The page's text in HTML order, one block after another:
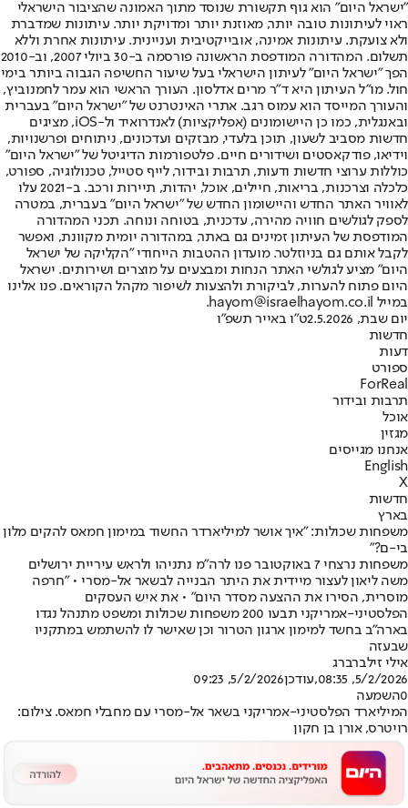
"ישראל היום" הוא גוף תקשורת שנוסד מתוך האמונה שהציבור הישראלי
ראוי לעיתונות טובה יותר, מאוזנת יותר ומדויקת יותר. עיתונות שמדברת
ולא צועקת. עיתונות אמינה, אובייקטיבית ועניינית. עיתונות אחרת וללא
תשלום. המהדורה המודפסת הראשונה פורסמה ב-30 ביולי 2007, וב-2010
הפך "ישראל היום" לעיתון הישראלי בעל שיעור החשיפה הגבוה ביותר בימי
חול. מו"ל העיתון היא ד"ר מרים אדלסון. העורך הראשי הוא עמר לחמנוביץ,
והעורך המייסד הוא עמוס רגב. אתרי האינטרנט של "ישראל היום" בעברית
ובאנגלית, כמו כן היישומונים (אפליקציות) לאנדרואיד ול-iOS, מציגים
חדשות מסביב לשעון, תוכן בלעדי, מבזקים ועדכונים, ניתוחים ופרשנויות,
וידיאו, פודקאסטים ושידורים חיים. פלטפורמות הדיגיטל של "ישראל היום"
כוללות ערוצי חדשות ודעות, תרבות ובידור, לייף סטייל, טכנולוגיה, ספורט,
כלכלה וצרכנות, בריאות, חיילים, אוכל, יהדות, תיירות ורכב. ב-2021 עלו
לאוויר האתר החדש והיישומון החדש של "ישראל היום" בעברית, במטרה
לספק לגולשים חוויה מהירה, עדכנית, בטוחה ונוחה. תכני המהדורה
המודפסת של העיתון זמינים גם באתר, במהדורה יומית מקוונת, ואפשר
לקבל אותם גם בניוזלטר. מועדון ההטבות הייחודי "הקליקה של ישראל
היום" מציע לגולשי האתר הנחות ומבצעים על מוצרים ושירותים. ישראל
היום פתוח להערות, לביקורת ולהצעות לשיפור מקהל הקוראים. פנו אלינו
במייל hayom@israelhayom.co.il.
יום שבת, 2.5.2026
ט"ו באייר תשפ"ו
חדשות
דעות
ספורט
ForReal
תרבות ובידור
אוכל
מגזין
אנחנו מגייסים
English
X
חדשות
בארץ
משפחות שכולות: "איך אושר למיליארדר החשוד במימון חמאס להקים מלון
בי-ם?"
משפחות נרצחי 7 באוקטובר פנו לרה"מ נתניהו ולראש עיריית ירושלים
משה ליאון לעצור מיידית את היתר הבנייה לבשאר אל-מסרי • "חרפה
מוסרית, הסירו את ההצעה מסדר היום" • את איש העסקים
הפלסטיני-אמריקני תבעו 200 משפחות שכולות ומשפט מתנהל נגדו
בארה"ב בחשד למימון ארגון הטרור וכן שאישר לו להשתמש במתקניו
שבעזה
אילי זילברברג
5/2/2026, 08:35
,עודכן5/2/2026, 09:23
0השמעה
המיליארד הפלסטיני-אמריקני בשאר אל-מסרי עם מחבלי חמאס. צילום:
רויטרס, אורן בן חקון